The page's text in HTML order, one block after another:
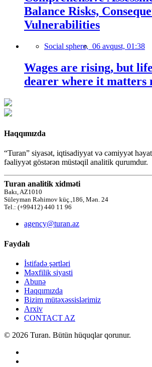
Balance Risks,
Vulnerabilities
Social sphere, 06 avqust, 01:38
Wages are rising, but
dearer where it matters
Haqqımızda
“Turan” siyasət, iqtisadiyyat və cəmiyyət
fəaliyyət göstərən müstəqil analitik qurumdur.
Turan analitik xidməti
Bakı, AZ1010
Süleyman Rəhimov küç.,186, Mən. 24
Tel.: (+99412) 440 11 96
agency@turan.az
Faydalı
İstifadə şərtləri
Məxfilik siyasti
Abunə
Haqqımızda
Bizim mütəxəssislərimiz
Arxiv
CONTACT AZ
© 2026 Turan. Bütün hüquqlar qorunur.